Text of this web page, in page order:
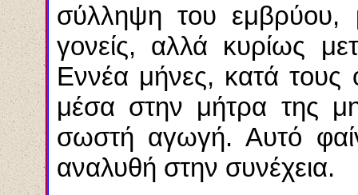
σύλληψη του
γονείς, αλλά κυρίως
Εννέα μήνες, κατά τους
μέσα στην μήτρα της
σωστή αγωγή. Αυτό
αναλυθή στην συνέχεια.